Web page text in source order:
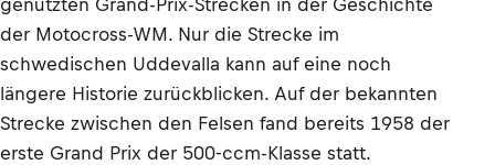
genutzten Grand-Prix-Strecken in der Geschichte
der Motocross-WM. Nur die Strecke im
schwedischen Uddevalla kann auf eine noch
längere Historie zurückblicken. Auf der bekannten
Strecke zwischen den Felsen fand bereits 1958 der
erste Grand Prix der 500-ccm-Klasse statt.